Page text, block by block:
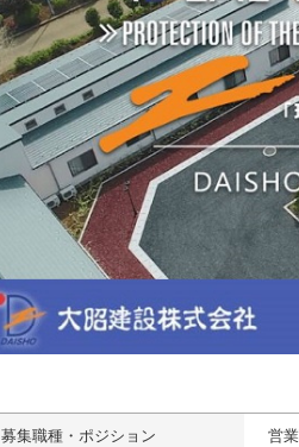
募集職種・ポジション 営